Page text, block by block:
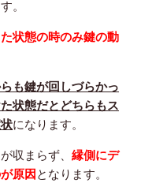
。
状態の時のみ鍵の動
も鍵が回しづらかっ
状態だとどちらもス
になります。
収まらず、 縁側にデ
原因 となります。